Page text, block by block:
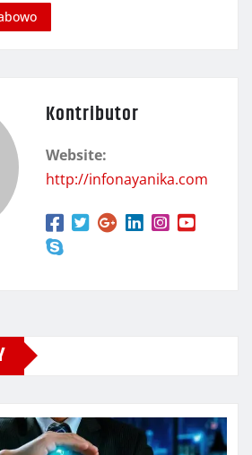
Kontributor
Website:
http://infonayanika.com